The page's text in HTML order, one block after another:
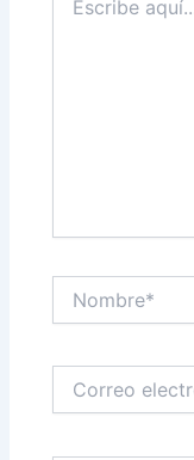
aquí...
electrónico*